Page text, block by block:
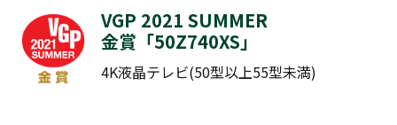
VGP 2021 SUMMER
金賞「50Z740XS」
4K液晶テレビ(50型以上55型未満)